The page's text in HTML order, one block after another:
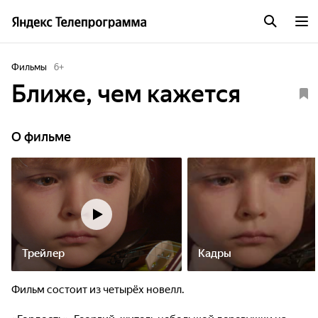
Фильмы 6+
Ближе, чем кажется
О фильме
Трейлер Кадры
Фильм состоит из четырёх новелл.